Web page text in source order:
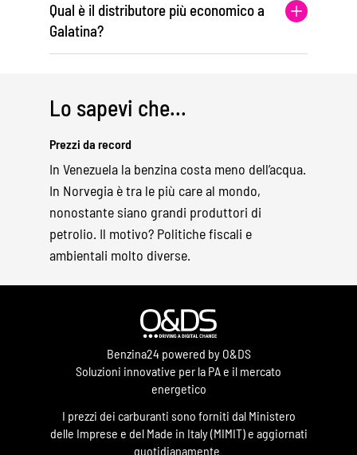
Qual è il distributore più economico a
Galatina?
Lo sapevi che...
Prezzi da record
In Venezuela la benzina costa meno dell’acqua.
In Norvegia è tra le più care al mondo,
nonostante siano grandi produttori di
petrolio. Il motivo? Politiche fiscali e
ambientali molto diverse.
Benzina24 powered by O&DS
Soluzioni innovative per la PA e il mercato
energetico
I prezzi dei carburanti sono forniti dal Ministero
delle Imprese e del Made in Italy (MIMIT) e aggiornati
quotidianamente.